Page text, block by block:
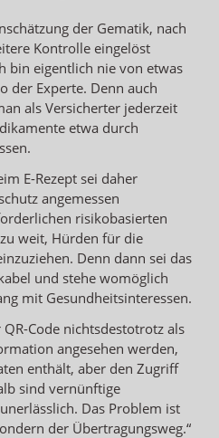
der Gematik, nach
Kontrolle eingelöst
bin eigentlich nie von etwas
der Experte. Denn auch
als Versicherter jederzeit
etwa durch
E-Rezept sei daher
angemessen
risikobasierten
weit, Hürden für die
Denn dann sei das
und stehe womöglich
mit Gesundheitsinteressen.
Code nichtsdestotrotz als
angesehen werden,
enthält, aber den Zugriff
sind vernünftige
Das Problem ist
der Übertragungsweg.“